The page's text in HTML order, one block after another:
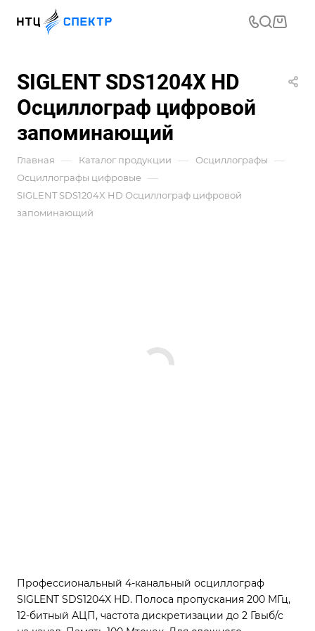
SIGLENT SDS1204X HD
Осциллограф цифровой
запоминающий
Главная — Каталог продукции — Осциллографы —
Осциллографы цифровые —
SIGLENT SDS1204X HD Осциллограф цифровой
запоминающий
Профессиональный 4-канальный осциллограф
SIGLENT SDS1204X HD. Полоса пропускания 200 МГц,
12-битный АЦП, частота дискретизации до 2 Гвыб/с